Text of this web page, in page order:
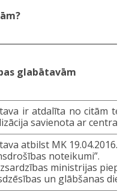
glabātavām
ir atdalīta no citām
savienota ar
atbilst MK 19.04.2016.
noteikumi”.
ministrijas
un glābšanas